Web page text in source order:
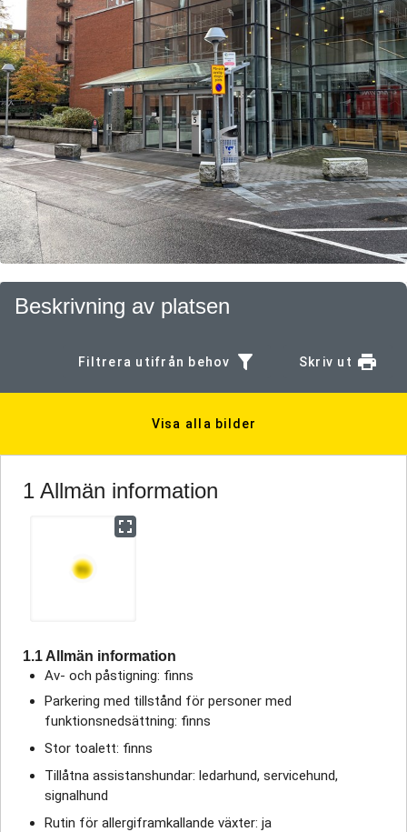
Beskrivning av platsen
Filtrera utifrån behov Skriv ut
Visa alla bilder
1 Allmän information
1.1 Allmän information
Av- och påstigning: finns
Parkering med tillstånd för personer med
funktionsnedsättning: finns
Stor toalett: finns
Tillåtna assistanshundar: ledarhund, servicehund,
signalhund
Rutin för allergiframkallande växter: ja